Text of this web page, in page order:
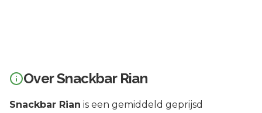
OverSnackbar Rian
Snackbar Rian is een gemiddeld geprijsd